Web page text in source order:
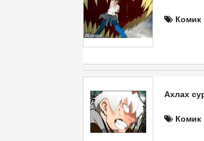
Комик
Ахлах
Комик